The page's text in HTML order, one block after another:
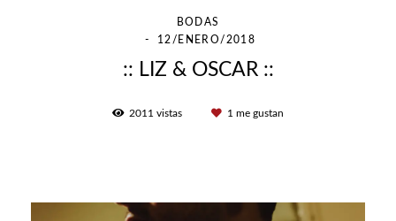
BODAS
12/ENERO/2018
:: LIZ & OSCAR ::
2011 vistas 1 me gustan